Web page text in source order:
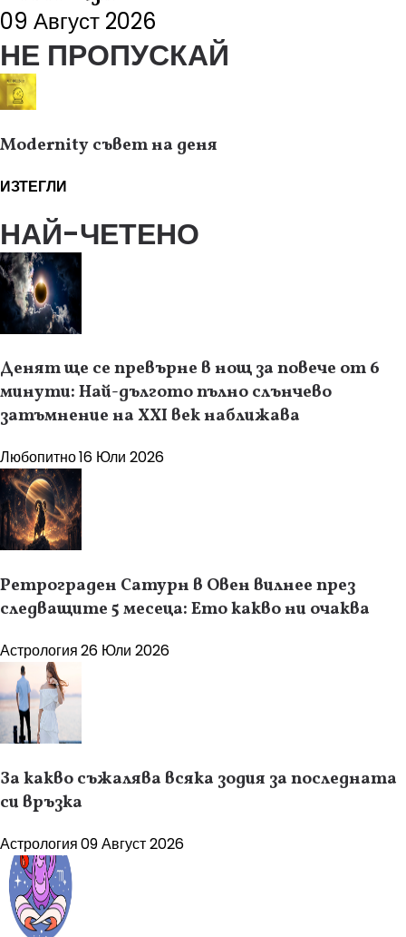
09 Август 2026
НЕ ПРОПУСКАЙ
Modernity съвет на деня
ИЗТЕГЛИ
НАЙ-ЧЕТЕНО
Денят ще се превърне в нощ за повече от 6
минути: Най-дългото пълно слънчево
затъмнение на XXI век наближава
Любопитно16 Юли 2026
Ретрограден Сатурн в Овен вилнее през
следващите 5 месеца: Ето какво ни очаква
Астрология26 Юли 2026
За какво съжалява всяка зодия за последната
си връзка
Астрология09 Август 2026